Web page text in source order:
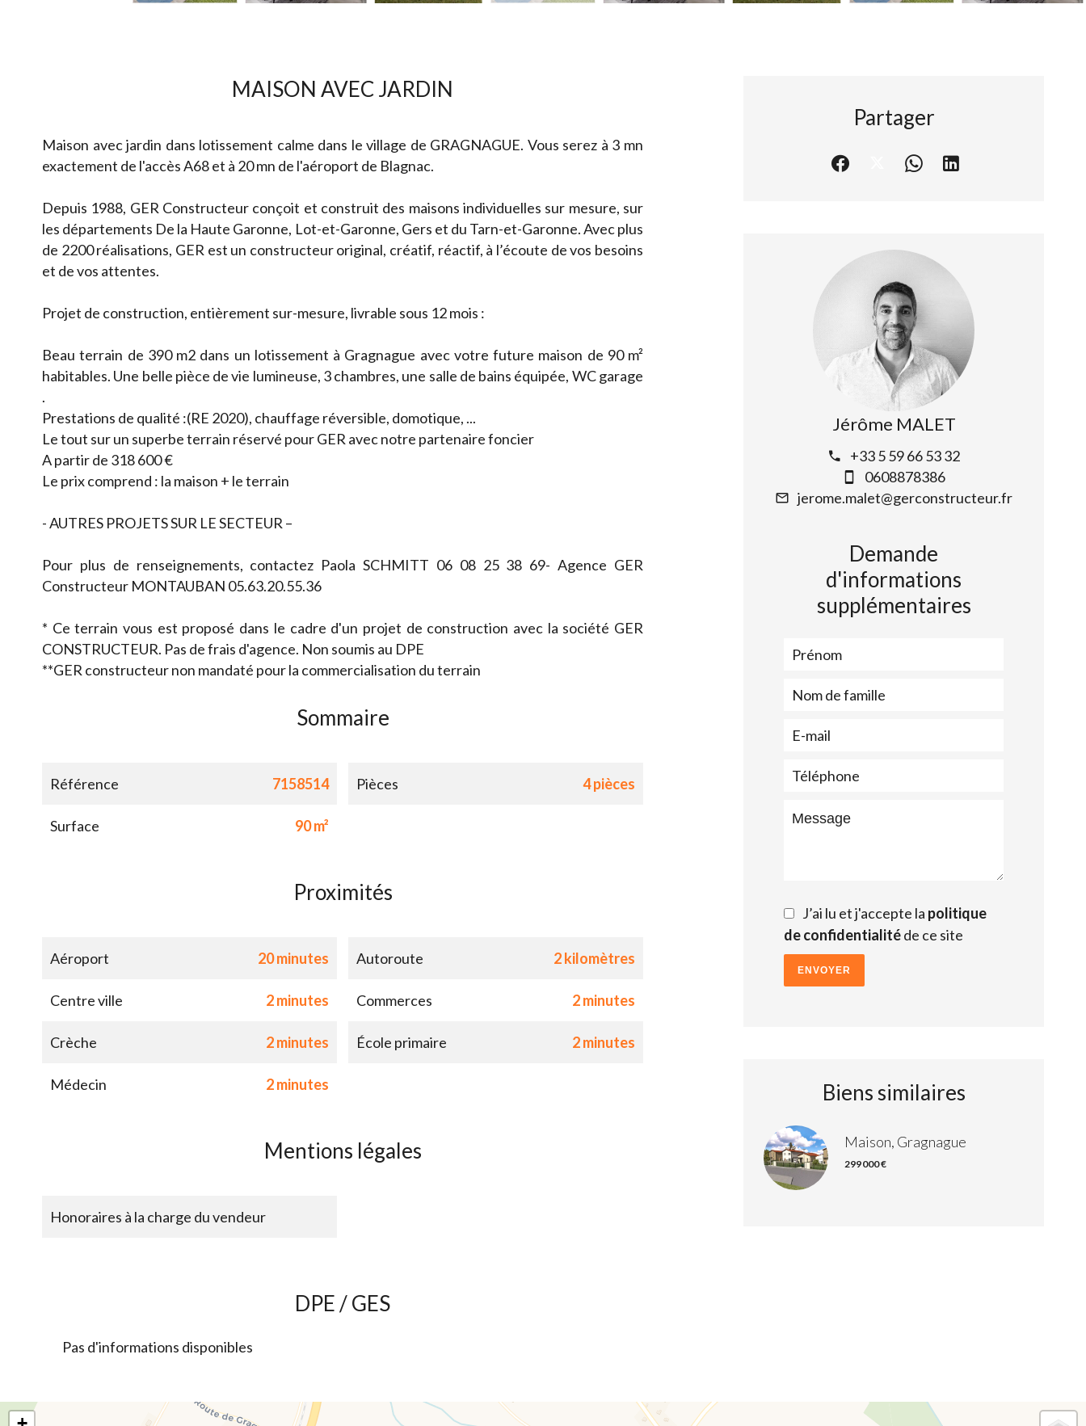
MAISON AVEC JARDIN
Maison avec jardin dans lotissement calme dans le village de GRAGNAGUE. Vous serez à 3 mn
exactement de l'accès A68 et à 20 mn de l'aéroport de Blagnac.
Depuis 1988, GER Constructeur conçoit et construit des maisons individuelles sur mesure, sur
les départements De la Haute Garonne, Lot-et-Garonne, Gers et du Tarn-et-Garonne. Avec plus
de 2200 réalisations, GER est un constructeur original, créatif, réactif, à l’écoute de vos besoins
et de vos attentes.
Projet de construction, entièrement sur-mesure, livrable sous 12 mois :
Beau terrain de 390 m2 dans un lotissement à Gragnague avec votre future maison de 90 m²
habitables. Une belle pièce de vie lumineuse, 3 chambres, une salle de bains équipée, WC garage
.
Prestations de qualité :(RE 2020), chauffage réversible, domotique, ...
Le tout sur un superbe terrain réservé pour GER avec notre partenaire foncier
A partir de 318 600 €
Le prix comprend : la maison + le terrain
- AUTRES PROJETS SUR LE SECTEUR –
Pour plus de renseignements, contactez Paola SCHMITT 06 08 25 38 69- Agence GER
Constructeur MONTAUBAN 05.63.20.55.36
* Ce terrain vous est proposé dans le cadre d'un projet de construction avec la société GER
CONSTRUCTEUR. Pas de frais d'agence. Non soumis au DPE
**GER constructeur non mandaté pour la commercialisation du terrain
Sommaire
Référence 7158514 Pièces 4 pièces
Surface 90 m²
Proximités
Aéroport 20 minutes Autoroute 2 kilomètres
Centre ville 2 minutes Commerces 2 minutes
Crèche 2 minutes École primaire 2 minutes
Médecin 2 minutes
Mentions légales
Honoraires à la charge du vendeur
DPE / GES
Pas d'informations disponibles
Partager
Jérôme MALET
+33 5 59 66 53 32
0608878386
jerome.malet@gerconstructeur.fr
Demande
d'informations
supplémentaires
J’ai lu et j'accepte la politique
de confidentialitéde ce site
ENVOYER
Biens similaires
Maison, Gragnague
299 000 €